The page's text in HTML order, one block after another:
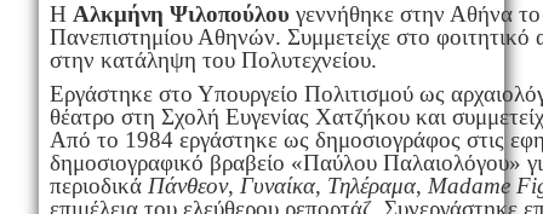
Η Αλκμήνη Ψιλοπούλουγεννήθηκε στην Αθήνα το
Πανεπιστημίου Αθηνών. Συμμετείχε στο φοιτητικό
στην κατάληψη του Πολυτεχνείου.
Εργάστηκε στο Υπουργείο Πολιτισμού ως
θέατρο στη Σχολή Ευγενίας Χατζήκου και
Από το 1984 εργάστηκε ως δημοσιογράφος στις
δημοσιογραφικό βραβείο «Παύλου Παλαιολόγου»
περιοδικά Πάνθεον, Γυναίκα, Τηλέραμα, Madame